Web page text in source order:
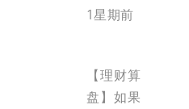
1星期前
【理财算
盘】如果